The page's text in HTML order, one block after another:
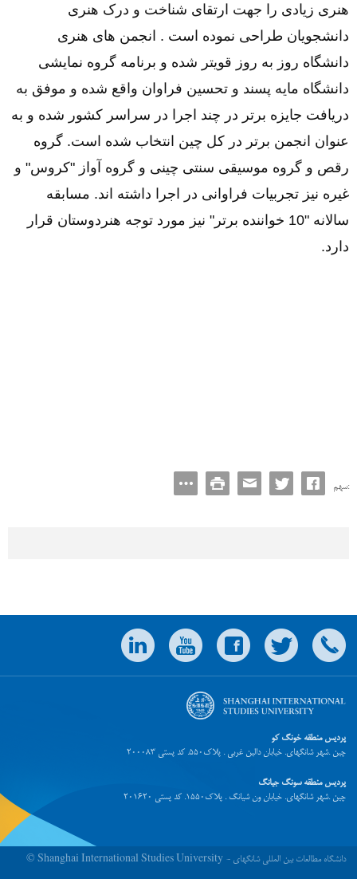
هنری زیادی را جهت ارتقای شناخت و درک هنری
دانشجویان طراحی نموده است . انجمن های هنری
دانشگاه روز به روز قویتر شده و برنامه گروه نمایشی
دانشگاه مایه پسند و تحسین فراوان واقع شده و موفق به
دریافت جایزه برتر در چند اجرا در سراسر کشور شده و به
عنوان انجمن برتر در کل چین انتخاب شده است. گروه
رقص و گروه موسیقی سنتی چینی و گروه آواز "کروس" و
غیره نیز تجربیات فراوانی در اجرا داشته اند. مسابقه
سالانه "10 خواننده برتر" نیز مورد توجه هنردوستان قرار
دارد.
سهم:
پردیس منطقه خونگ کو
چین .شهر شانگهای. خیابان دالین غربی . پلاک550. کد پستی 200083
پردیس منطقه سونگ جیانگ
چین .شهر شانگهای. خیابان ون شیانگ . پلاک1550. کد پستی 201620
© Shanghai International Studies University - دانشگاه مطالعات بین المللی شانگهای